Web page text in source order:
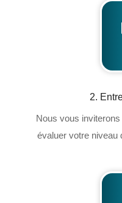
2.
Nous vous
évaluer votre niveau